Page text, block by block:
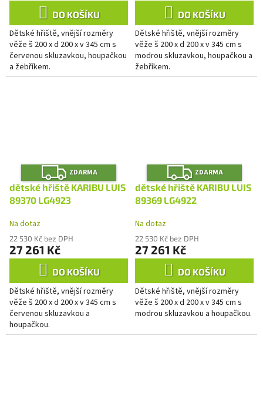
DO KOŠÍKU
Dětské hřiště, vnější rozměry
věže š 200 x d 200 x v 345 cm s
červenou skluzavkou, houpačkou
a žebříkem.
DO KOŠÍKU
Dětské hřiště, vnější rozměry
věže š 200 x d 200 x v 345 cm s
modrou skluzavkou, houpačkou a
žebříkem.
Z
D
A
R
M
ZDARMA
dětské hřiště KARIBU LUIS
89370 LG4923
Na dotaz
22 530 Kč bez DPH
27 261 Kč
DO KOŠÍKU
Dětské hřiště, vnější rozměry
věže š 200 x d 200 x v 345 cm s
červenou skluzavkou a
houpačkou.
Z
D
A
R
M
ZDARMA
dětské hřiště KARIBU LUIS
89369 LG4922
Na dotaz
22 530 Kč bez DPH
27 261 Kč
DO KOŠÍKU
Dětské hřiště, vnější rozměry
věže š 200 x d 200 x v 345 cm s
modrou skluzavkou a houpačkou.